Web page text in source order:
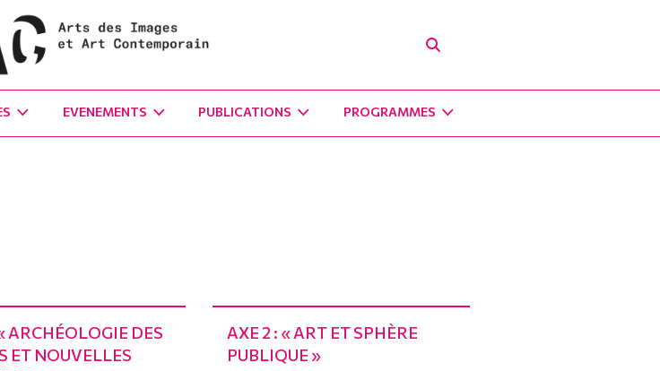
EVENEMENTS PUBLICATIONS PROGRAMMES
ARCHÉOLOGIE DES
ET NOUVELLES
AXE 2 : « ART ET SPHÈRE
PUBLIQUE »